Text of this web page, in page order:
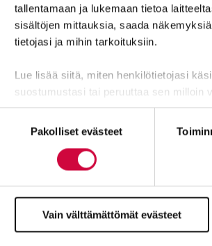
tallentamaan ja lukemaan tietoa
sisältöjen mittauksia, saada
tietojasi ja mihin tarkoituksiin.
Lue lisää siitä, miten henkilötietojasi
suostumustasi tai peruuttaa sen milloin
Evästeistä osa on välttämättömiä, osa
Pakolliset evästeet
Vain välttämättömät evästeet
Jaa
Kyllä joku hoitaa® sekä